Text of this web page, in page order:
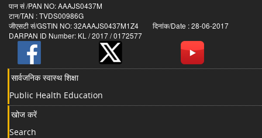
पान सं /PAN NO: AAAJS0437M
टान/TAN : TVDS00986G
जीएसटी सं/GSTIN NO: 32AAAJS0437M1Z4 दिनांक/Date : 28-06-2017
DARPAN ID Number: KL / 2017 / 0172577
सार्वजनिक स्वास्थ शिक्षा
Public Health Education
खोज करें
Search